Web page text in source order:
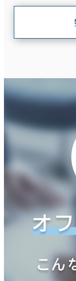
オ
こん